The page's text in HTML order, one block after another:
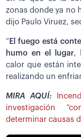
zonas donde ya no
dijo Paulo Viruez,
“ El fuego está
humo en el lugar,
calor que están
realizando un
MIRA AQUÍ:
investigación
determinar causas